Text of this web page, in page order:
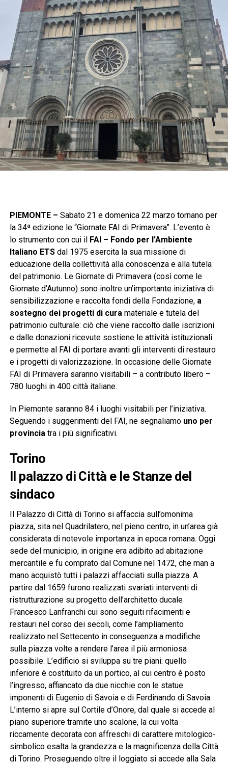
PIEMONTE – Sabato 21 e domenica 22 marzo tornano per
la 34ª edizione le “Giornate FAI di Primavera”. L’evento è
lo strumento con cui il FAI – Fondo per l’Ambiente
Italiano ETSdal 1975 esercita la sua missione di
educazione della collettività alla conoscenza e alla tutela
del patrimonio. Le Giornate di Primavera (così come le
Giornate d’Autunno) sono inoltre un’importante iniziativa di
sensibilizzazione e raccolta fondi della Fondazione, a
sostegno dei progetti di curamateriale e tutela del
patrimonio culturale: ciò che viene raccolto dalle iscrizioni
e dalle donazioni ricevute sostiene le attività istituzionali
e permette al FAI di portare avanti gli interventi di restauro
e i progetti di valorizzazione. In occasione delle Giornate
FAI di Primavera saranno visitabili – a contributo libero –
780 luoghi in 400 città italiane.
In Piemonte saranno 84 i luoghi visitabili per l’iniziativa.
Seguendo i suggerimenti del FAI, ne segnaliamo uno per
provinciatra i più significativi.
Torino
Il palazzo di Città e le Stanze del
sindaco
Il Palazzo di Città di Torino si affaccia sull’omonima
piazza, sita nel Quadrilatero, nel pieno centro, in un’area già
considerata di notevole importanza in epoca romana. Oggi
sede del municipio, in origine era adibito ad abitazione
mercantile e fu comprato dal Comune nel 1472, che man a
mano acquistò tutti i palazzi affacciati sulla piazza. A
partire dal 1659 furono realizzati svariati interventi di
ristrutturazione su progetto dell’architetto ducale
Francesco Lanfranchi cui sono seguiti rifacimenti e
restauri nel corso dei secoli, come l’ampliamento
realizzato nel Settecento in conseguenza a modifiche
sulla piazza volte a rendere l’area il più armoniosa
possibile. L’edificio si sviluppa su tre piani: quello
inferiore è costituito da un portico, al cui centro è posto
l’ingresso, affiancato da due nicchie con le statue
imponenti di Eugenio di Savoia e di Ferdinando di Savoia.
L’interno si apre sul Cortile d’Onore, dal quale si accede al
piano superiore tramite uno scalone, la cui volta
riccamente decorata con affreschi di carattere mitologico-
simbolico esalta la grandezza e la magnificenza della Città
di Torino. Proseguendo oltre il loggiato si accede alla Sala